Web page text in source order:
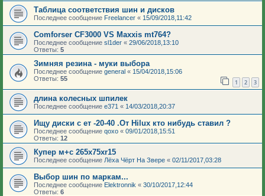
Таблица соответствия шин и дисков
Последнее сообщение Freelancer « 15/09/2018,11:42
Comforser CF3000 VS Maxxis mt764?
Последнее сообщение sl1der « 29/06/2018,13:10
Ответы: 5
Зимняя резина - муки выбора
Последнее сообщение general « 15/04/2018,15:06
Ответы: 55 1 2 3
длина колесных шпилек
Последнее сообщение e371 « 14/03/2018,20:37
Ищу диски с ет -20-40 .От Hilux кто нибудь ставил ?
Последнее сообщение qoxo « 09/01/2018,15:51
Ответы: 12
Купер м+с 265х75хr15
Последнее сообщение Лёха Чёрт На Звере « 02/11/2017,03:28
Выбор шин по маркам...
Последнее сообщение Elektronnik « 30/10/2017,12:44
Ответы: 6